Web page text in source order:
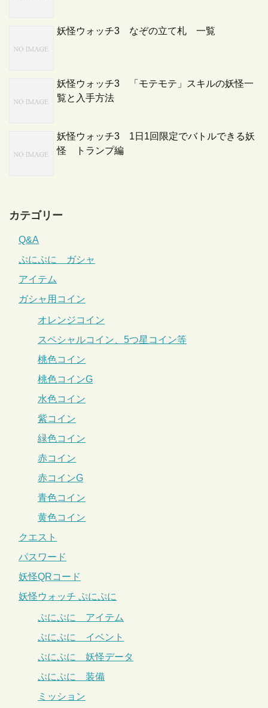
妖怪ウォッチ3 なぞの立て札 一覧
妖怪ウォッチ3 「モテモテ」スキルの妖怪一
覧と入手方法
妖怪ウォッチ3 1日1回限定でバトルできる妖
怪 トランプ編
カテゴリー
Q&A
ぷにぷに ガシャ
アイテム
ガシャ用コイン
オレンジコイン
スペシャルコイン、5つ星コイン等
桃色コイン
桃色コインG
水色コイン
紫コイン
緑色コイン
赤コイン
赤コインG
青色コイン
黄色コイン
クエスト
パスワード
妖怪QRコード
妖怪ウォッチ ぷにぷに
ぷにぷに アイテム
ぷにぷに イベント
ぷにぷに 妖怪データ
ぷにぷに 装備
ミッション